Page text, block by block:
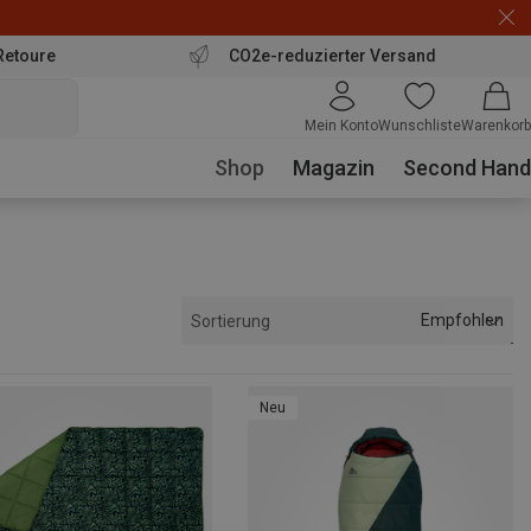
CO2e-reduzierter Versand
Mein KontoWunschlisteWarenkorb
Shop Magazin Second Hand
Sortierung Empfohlen
Neu